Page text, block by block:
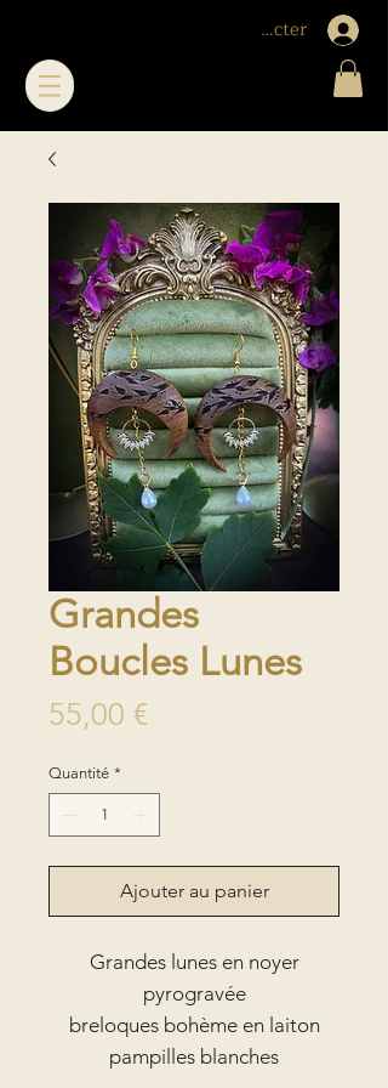
Me connecter
Grandes
Boucles Lunes
55,00 €Prix
Quantité *
Ajouter au panier
Grandes lunes en noyer
pyrogravée
breloques bohème en laiton
pampilles blanches